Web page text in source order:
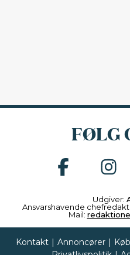
FØLG
Udgiver:
Ansvarshavende
Mail:
Kontakt | Annoncører |